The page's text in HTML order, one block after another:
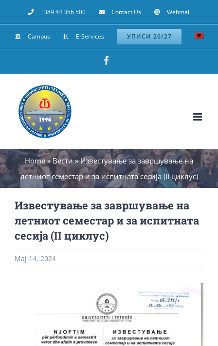
to
content
+389 44 356 500 Contact Us Webmail
Campus E-Services УПИСИ 26/27
Home»Вести»Известување за завршување на
летниот семестар и за испитната сесија (II циклус)
Известување за завршување на
летниот семестар и за испитната
сесија (II циклус)
Мај 14, 2024